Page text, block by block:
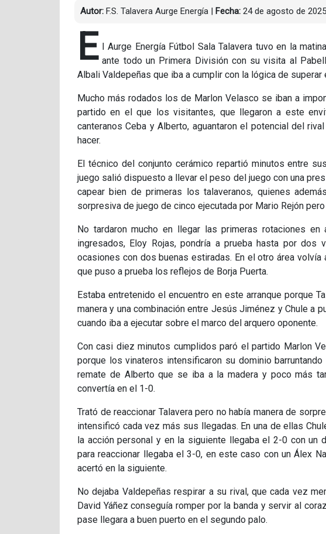
Autor: F.S. Talavera Aurge Energía Fecha: 24 de agosto de 2025
E
l Aurge Energía Fútbol Sala Talavera tuvo en la
ante todo un Primera División con su visita al
Albali Valdepeñas que iba a cumplir con la lógica de
Mucho más rodados los de Marlon Velasco se iban a
partido en el que los visitantes, que llegaron a este
canteranos Ceba y Alberto, aguantaron el potencial del
hacer.
El técnico del conjunto cerámico repartió minutos entre
juego salió dispuesto a llevar el peso del juego con una
capear bien de primeras los talaveranos, quienes
sorpresiva de juego de cinco ejecutada por Mario Rejón
No tardaron mucho en llegar las primeras rotaciones
ingresados, Eloy Rojas, pondría a prueba hasta por
ocasiones con dos buenas estiradas. En el otro área
que puso a prueba los reflejos de Borja Puerta.
Estaba entretenido el encuentro en este arranque porque
manera y una combinación entre Jesús Jiménez y Chule a
cuando iba a ejecutar sobre el marco del arquero oponente.
Con casi diez minutos cumplidos paró el partido Marlon
porque los vinateros intensificaron su dominio
remate de Alberto que se iba a la madera y poco más
convertía en el 1-0.
Trató de reaccionar Talavera pero no había manera de
intensificó cada vez más sus llegadas. En una de ellas
la acción personal y en la siguiente llegaba el 2-0 con un
para reaccionar llegaba el 3-0, en este caso con un Álex
acertó en la siguiente.
No dejaba Valdepeñas respirar a su rival, que cada vez
David Yáñez conseguía romper por la banda y servir al
pase llegara a buen puerto en el segundo palo.